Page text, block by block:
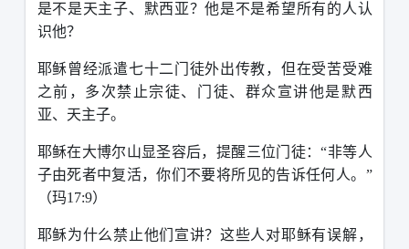
是不是天主子、默西亚？他是不是希望所有的人认
识他？
耶稣曾经派遣七十二门徒外出传教，但在受苦受难
之前，多次禁止宗徒、门徒、群众宣讲他是默西
亚、天主子。
耶稣在大博尔山显圣容后，提醒三位门徒：“非等人
子由死者中复活，你们不要将所见的告诉任何人。”
（玛17:9）
耶稣为什么禁止他们宣讲？这些人对耶稣有误解，